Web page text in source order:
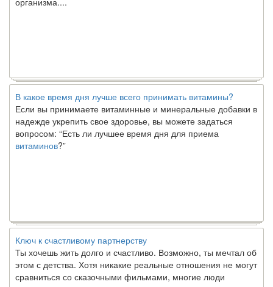
В какое время дня лучше всего принимать витамины?
Если вы принимаете витаминные и минеральные добавки в
надежде укрепить свое здоровье, вы можете задаться
вопросом: “Есть ли лучшее время дня для приема
витаминов ?”
Ключ к счастливому партнерству
Ты хочешь жить долго и счастливо. Возможно, ты мечтал об
этом с детства. Хотя никакие реальные отношения не могут
сравниться со сказочными фильмами, многие люди
наслаждаются...